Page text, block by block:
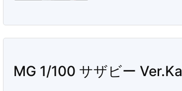
MG 1/100 サザビー Ver.Ka